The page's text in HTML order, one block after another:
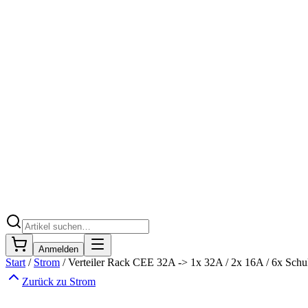
Anmelden
Start / Strom /Verteiler Rack CEE 32A -> 1x 32A / 2x 16A / 6x
Zurück zu Strom